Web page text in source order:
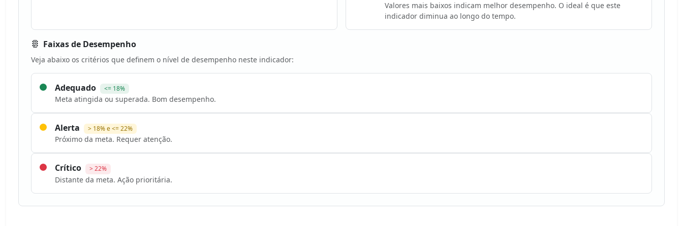
Valores mais baixos indicam melhor desempenho. O ideal é que este
indicador diminua ao longo do tempo.
Faixas de Desempenho
Veja abaixo os critérios que definem o nível de desempenho neste indicador:
Adequado <= 18%
Meta atingida ou superada. Bom desempenho.
Alerta > 18% e <= 22%
Próximo da meta. Requer atenção.
Crítico > 22%
Distante da meta. Ação prioritária.